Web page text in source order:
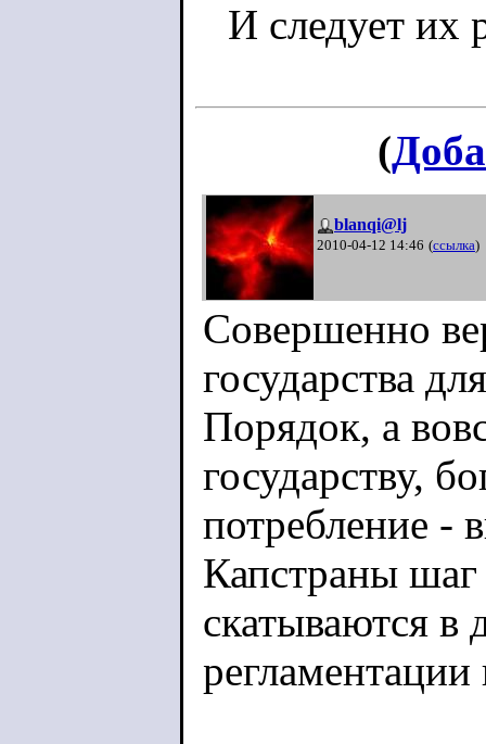
И следует их
(
blanqi@lj
2010-04-12 14:46 (ссылка)
Совершенно
государства
Порядок, а
государству,
потребление -
Капстраны
скатываются в